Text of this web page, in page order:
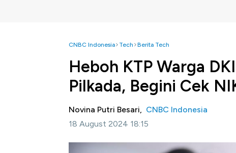
CNBC Indonesia Tech Berita Tech
Heboh KTP Warga
Pilkada, Begini Cek
Novina Putri Besari, CNBC Indonesia
18 August 2024 18:15